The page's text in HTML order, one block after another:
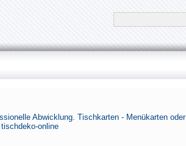
Abwicklung. Tischkarten - Menükarten oder
online